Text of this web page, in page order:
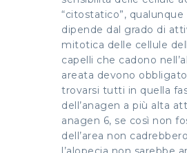
“citostatico”, qualunque
dipende dal grado di
mitotica delle cellule
capelli che cadono
areata devono
trovarsi tutti in quella
dell’anagen a più alta
anagen 6, se così non
dell’area non